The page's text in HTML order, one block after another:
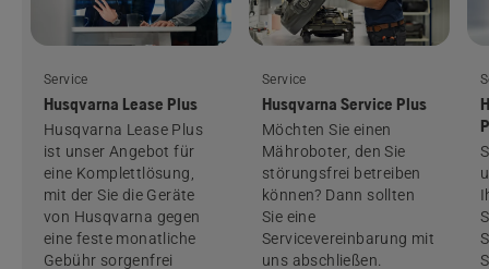
Service
Husqvarna Lease Plus
Husqvarna Lease Plus
ist unser Angebot für
eine Komplettlösung,
mit der Sie die Geräte
von Husqvarna gegen
eine feste monatliche
Gebühr sorgenfrei
Service
Husqvarna Service Plus
Möchten Sie einen
Mähroboter, den Sie
störungsfrei betreiben
können? Dann sollten
Sie eine
Servicevereinbarung mit
uns abschließen.